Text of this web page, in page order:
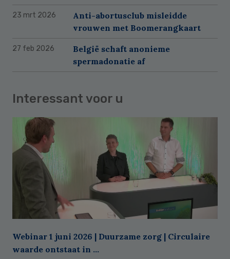
23 mrt 2026
Anti-abortusclub misleidde
vrouwen met Boomerangkaart
27 feb 2026
België schaft anonieme
spermadonatie af
Interessant voor u
Webinar 1 juni 2026 | Duurzame zorg | Circulaire
waarde ontstaat in ...